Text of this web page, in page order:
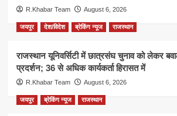
R.Khabar Team August 6, 2026
जयपुर देश/विदेश ब्रेकिंग न्यूज राजस्थान
राजस्थान यूनिवर्सिटी में छात्रसंघ चुनाव को लेकर
प्रदर्शन; 36 से अधिक कार्यकर्ता हिरासत में
R.Khabar Team August 6, 2026
जयपुर ब्रेकिंग न्यूज राजस्थान